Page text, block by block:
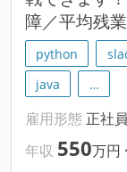
障／平均残
python
java
…
雇用形態 正社員
年収 550万円